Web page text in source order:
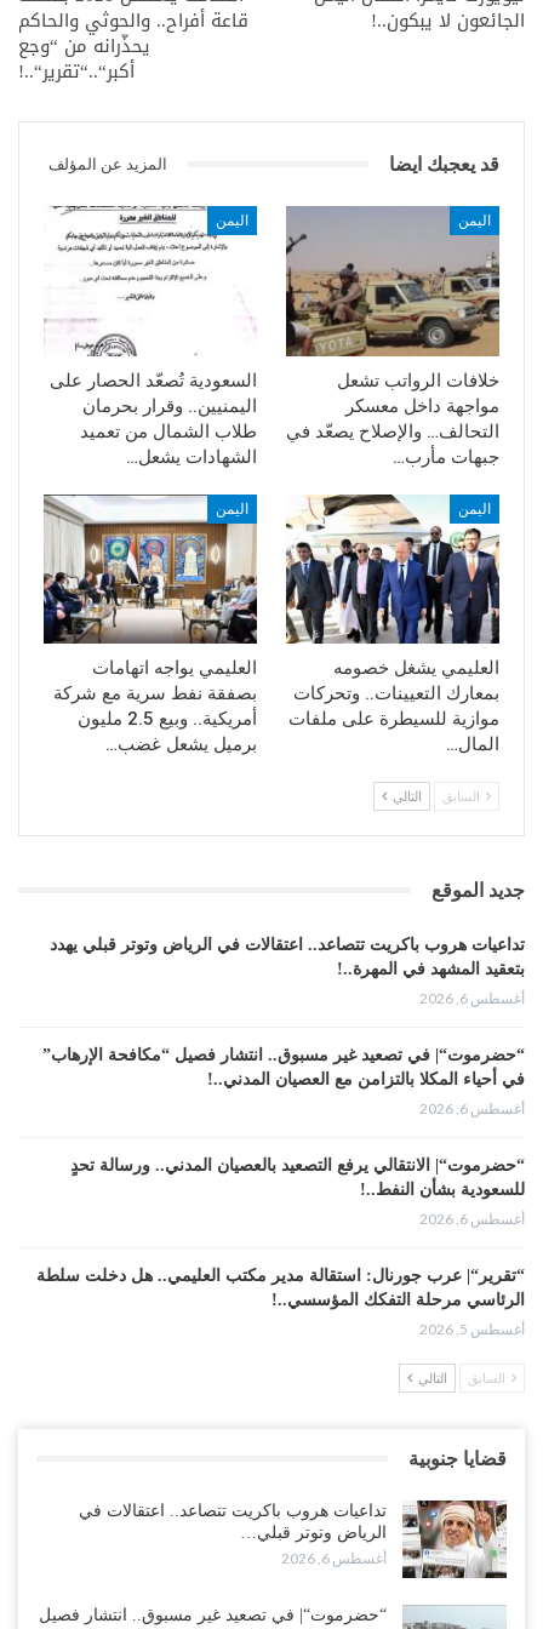
الجائعون لا يبكون..! قاعة أفراح.. والحوثي والحاكم
يحذّرانه من “وجع
أكبر“..“تقرير“..!
قد يعجبك ايضا المزيد عن المؤلف
اليمن
خلافات الرواتب تشعل
مواجهة داخل معسكر
التحالف… والإصلاح يصعّد في
جبهات مأرب…
اليمن
السعودية تُصعّد الحصار على
اليمنيين.. وقرار بحرمان
طلاب الشمال من تعميد
الشهادات يشعل…
اليمن
العليمي يشغل خصومه
بمعارك التعيينات.. وتحركات
موازية للسيطرة على ملفات
المال…
اليمن
العليمي يواجه اتهامات
بصفقة نفط سرية مع شركة
أمريكية.. وبيع 2.5 مليون
برميل يشعل غضب…
السابق التالي
جديد الموقع
تداعيات هروب باكريت تتصاعد.. اعتقالات في الرياض وتوتر قبلي يهدد
بتعقيد المشهد في المهرة..!
أغسطس 6, 2026
“حضرموت“| في تصعيد غير مسبوق.. انتشار فصيل “مكافحة الإرهاب”
في أحياء المكلا بالتزامن مع العصيان المدني..!
أغسطس 6, 2026
“حضرموت“| الانتقالي يرفع التصعيد بالعصيان المدني.. ورسالة تحدٍ
للسعودية بشأن النفط..!
أغسطس 6, 2026
“تقرير“| عرب جورنال: استقالة مدير مكتب العليمي.. هل دخلت سلطة
الرئاسي مرحلة التفكك المؤسسي..!
أغسطس 5, 2026
حضرموت على حافة الانفجار.. اشتباكات قبلية مع فصائل سعودية
الوطن” تبدأ الانتشار..!
أغسطس 5, 2026
خلافات الرواتب تشعل مواجهة داخل معسكر التحالف… والإصلاح يصعّد
السابق التالي
قضايا جنوبية
تداعيات هروب باكريت تتصاعد.. اعتقالات في
الرياض وتوتر قبلي…
أغسطس 6, 2026
“حضرموت“| في تصعيد غير مسبوق.. انتشار فصيل